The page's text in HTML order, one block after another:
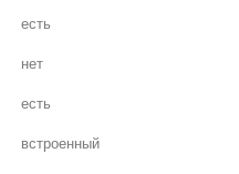
есть
нет
есть
встроенный